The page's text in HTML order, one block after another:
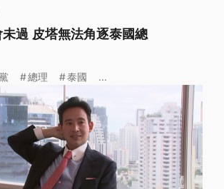
過 皮塔無法角逐泰國總
總理 泰國 ...